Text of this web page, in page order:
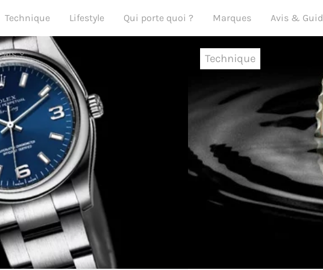
Technique Lifestyle Qui porte quoi ? Marques Avis &
Technique